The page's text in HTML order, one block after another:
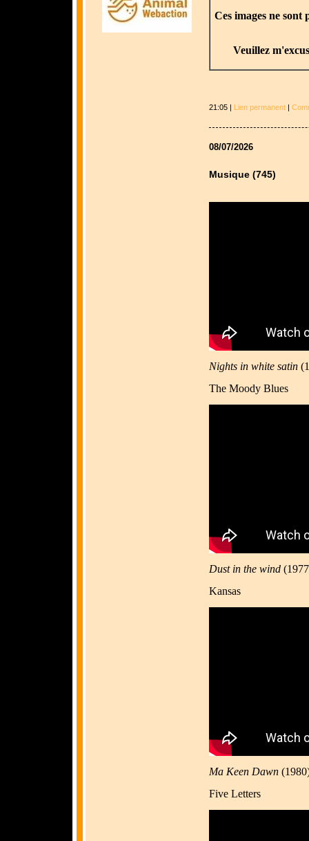
Ces images ne sont
Veuillez
21:05 | Lien permanent|
08/07/2026
Musique (745)
Nights in white satin
The Moody Blues
Dust in the wind
Kansas
Ma Keen Dawn
Five Letters